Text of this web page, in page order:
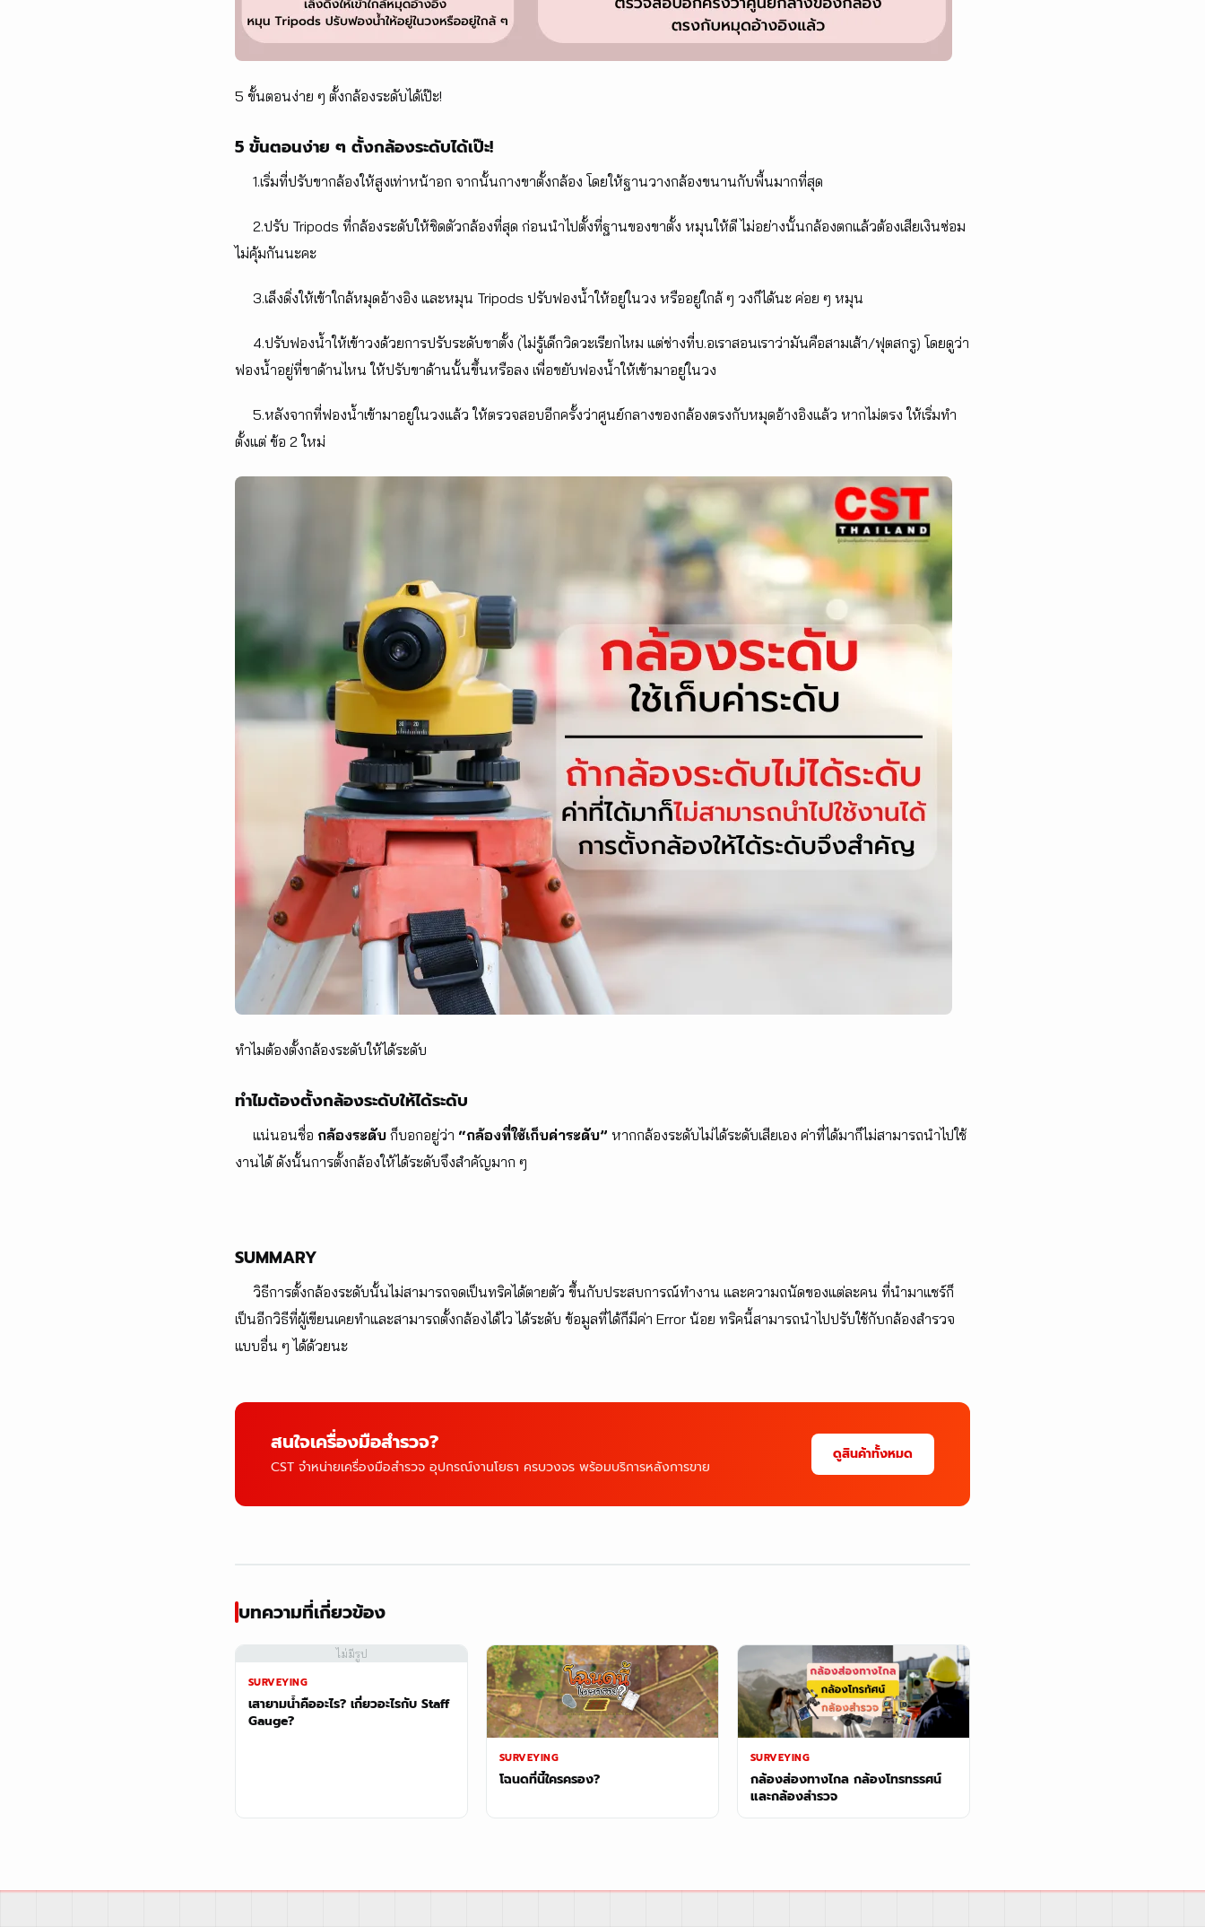
5 ขั้นตอนง่าย ๆ ตั้งกล้องระดับได้เป๊ะ!
5 ขั้นตอนง่าย ๆ ตั้งกล้องระดับได้เป๊ะ!
1.เริ่มที่ปรับขากล้องให้สูงเท่าหน้าอก จากนั้นกางขาตั้งกล้อง โดยให้ฐานวางกล้องขนานกับพื้นมากที่สุด
2.ปรับ Tripods ที่กล้องระดับให้ชิดตัวกล้องที่สุด ก่อนนำไปตั้งที่ฐานของขาตั้ง หมุนให้ดี ไม่อย่างนั้นกล้องตกแล้วต้องเสียเงินซ่อม
ไม่คุ้มกันนะคะ
3.เล็งดิ่งให้เข้าใกล้หมุดอ้างอิง และหมุน Tripods ปรับฟองน้ำให้อยู่ในวง หรืออยู่ใกล้ ๆ วงก็ได้นะ ค่อย ๆ หมุน
4.ปรับฟองน้ำให้เข้าวงด้วยการปรับระดับขาตั้ง (ไม่รู้เด็กวิดวะเรียกไหม แต่ช่างที่บ.อเราสอนเราว่ามันคือสามเส้า/ฟุตสกรู) โดยดูว่า
ฟองน้ำอยู่ที่ขาด้านไหน ให้ปรับขาด้านนั้นขึ้นหรือลง เพื่อขยับฟองน้ำให้เข้ามาอยู่ในวง
5.หลังจากที่ฟองน้ำเข้ามาอยู่ในวงแล้ว ให้ตรวจสอบอีกครั้งว่าศูนย์กลางของกล้องตรงกับหมุดอ้างอิงแล้ว หากไม่ตรง ให้เริ่มทำ
ตั้งแต่ ข้อ 2 ใหม่
ทำไมต้องตั้งกล้องระดับให้ได้ระดับ
ทำไมต้องตั้งกล้องระดับให้ได้ระดับ
แน่นอนชื่อ กล้องระดับ ก็บอกอยู่ว่า “กล้องที่ใช้เก็บค่าระดับ” หากกล้องระดับไม่ได้ระดับเสียเอง ค่าที่ได้มาก็ไม่สามารถนำไปใช้
งานได้ ดังนั้นการตั้งกล้องให้ได้ระดับจึงสำคัญมาก ๆ
SUMMARY
วิธีการตั้งกล้องระดับนั้นไม่สามารถจดเป็นทริคได้ตายตัว ขึ้นกับประสบการณ์ทำงาน และความถนัดของแต่ละคน ที่นำมาแชร์ก็
เป็นอีกวิธีที่ผู้เขียนเคยทำและสามารถตั้งกล้องได้ไว ได้ระดับ ข้อมูลที่ได้ก็มีค่า Error น้อย ทริคนี้สามารถนำไปปรับใช้กับกล้องสำรวจ
แบบอื่น ๆ ได้ด้วยนะ
สนใจเครื่องมือสำรวจ?
CST จำหน่ายเครื่องมือสำรวจ อุปกรณ์งานโยธา ครบวงจร พร้อมบริการหลังการขาย
ดูสินค้าทั้งหมด
บทความที่เกี่ยวข้อง
ไม่มีรูป
SURVEYING
เสายามน้ำคืออะไร? เกี่ยวอะไรกับ Staff
Gauge?
SURVEYING
โฉนดที่นี้ใครครอง?
SURVEYING
กล้องส่องทางไกล กล้องโทรทรรศน์
และกล้องสำรวจ